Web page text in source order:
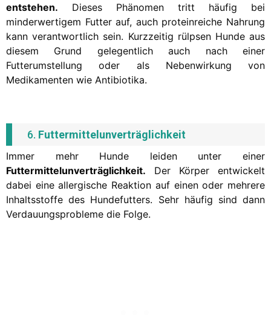
entstehen. Dieses Phänomen tritt häufig bei
minderwertigem Futter auf, auch proteinreiche Nahrung
kann verantwortlich sein. Kurzzeitig rülpsen Hunde aus
diesem Grund gelegentlich auch nach einer
Futterumstellung oder als Nebenwirkung von
Medikamenten wie Antibiotika.
6. Futtermittelunverträglichkeit
Immer mehr Hunde leiden unter einer
Futtermittelunverträglichkeit. Der Körper entwickelt
dabei eine allergische Reaktion auf einen oder mehrere
Inhaltsstoffe des Hundefutters. Sehr häufig sind dann
Verdauungsprobleme die Folge.